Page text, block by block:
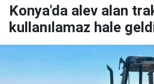
Konya'da alev alan
kullanılamaz hale